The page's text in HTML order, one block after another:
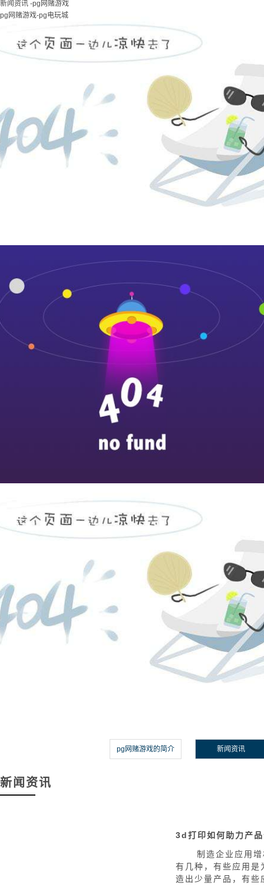
新闻资讯 -pg网赌游戏
pg网赌游戏-pg电玩城
pg网赌游戏的简介 新闻资讯
新闻资讯
3d打印如何助力产
制造企业应用增
有几种，有些应用是
造出少量产品，有些